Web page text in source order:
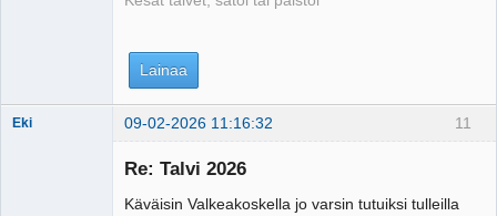
Lainaa
11
Eki 09-02-2026 11:16:32
Re: Talvi 2026
Käväisin Valkeakoskella jo varsin tutuiksi tulleilla